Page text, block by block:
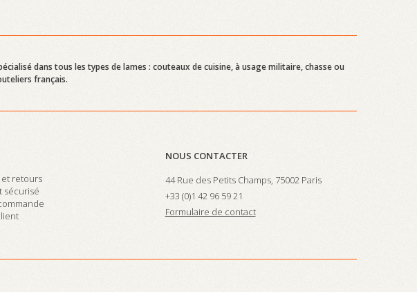
dans tous les types de lames : couteaux de cuisine, à usage militaire, chasse ou
français.
et retours
sécurisé
NOUS CONTACTER
44 Rue des Petits Champs, 75002 Paris
+33 (0)1 42 96 59 21
Formulaire de contact